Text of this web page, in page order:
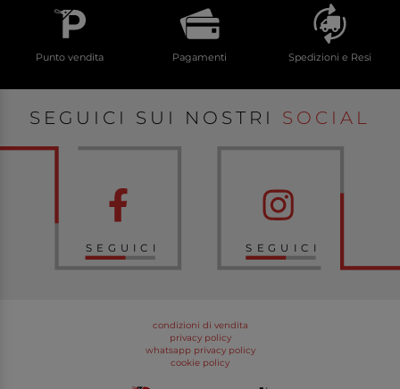
Punto vendita Pagamenti Spedizioni e Resi
SEGUICI SUI NOSTRI SOCIAL
SEGUICI SEGUICI
condizioni di vendita
privacy policy
whatsapp privacy policy
cookie policy